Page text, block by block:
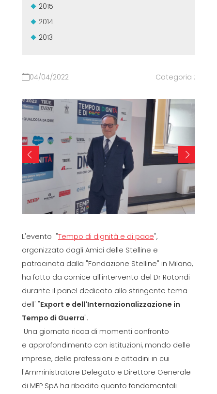
2015
2014
2013
04/04/2022 Categoria :
L'evento "Tempo di dignità e di pace",
organizzato dagli Amici delle Stelline e
patrocinata dalla "Fondazione Stelline" in Milano,
ha fatto da cornice all'intervento del Dr Rotondi
durante il panel dedicato allo stringente tema
dell' "Export e dell'Internazionalizzazione in
Tempo di Guerra".
Una giornata ricca di momenti confronto
e approfondimento con istituzioni, mondo delle
imprese, delle professioni e cittadini in cui
l'Amministratore Delegato e Direttore Generale
di MEP SpA ha ribadito quanto fondamentali